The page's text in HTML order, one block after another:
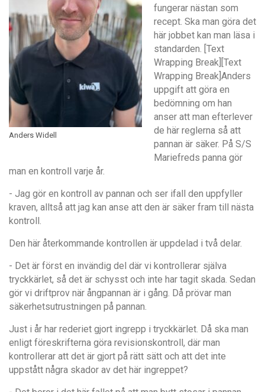
Anders Widell
fungerar nästan som
recept. Ska man göra det
här jobbet kan man läsa i
standarden. [Text
Wrapping Break][Text
Wrapping Break] Anders
uppgift att göra en
bedömning om han
anser att man efterlever
de här reglerna så att
pannan är säker. På S/S
Mariefreds panna gör
man en kontroll varje år.
- Jag gör en kontroll av pannan och ser ifall den uppfyller
kraven, alltså att jag kan anse att den är säker fram till nästa
kontroll.
Den här återkommande kontrollen är uppdelad i två delar.
- Det är först en invändig del där vi kontrollerar själva
tryckkärlet, så det är schysst och inte har tagit skada. Sedan
gör vi driftprov när ångpannan är i gång. Då prövar man
säkerhetsutrustningen på pannan.
Just i år har rederiet gjort ingrepp i tryckkärlet. Då ska man
enligt föreskrifterna göra revisionskontroll, där man
kontrollerar att det är gjort på rätt sätt och att det inte
uppstått några skador av det här ingreppet?